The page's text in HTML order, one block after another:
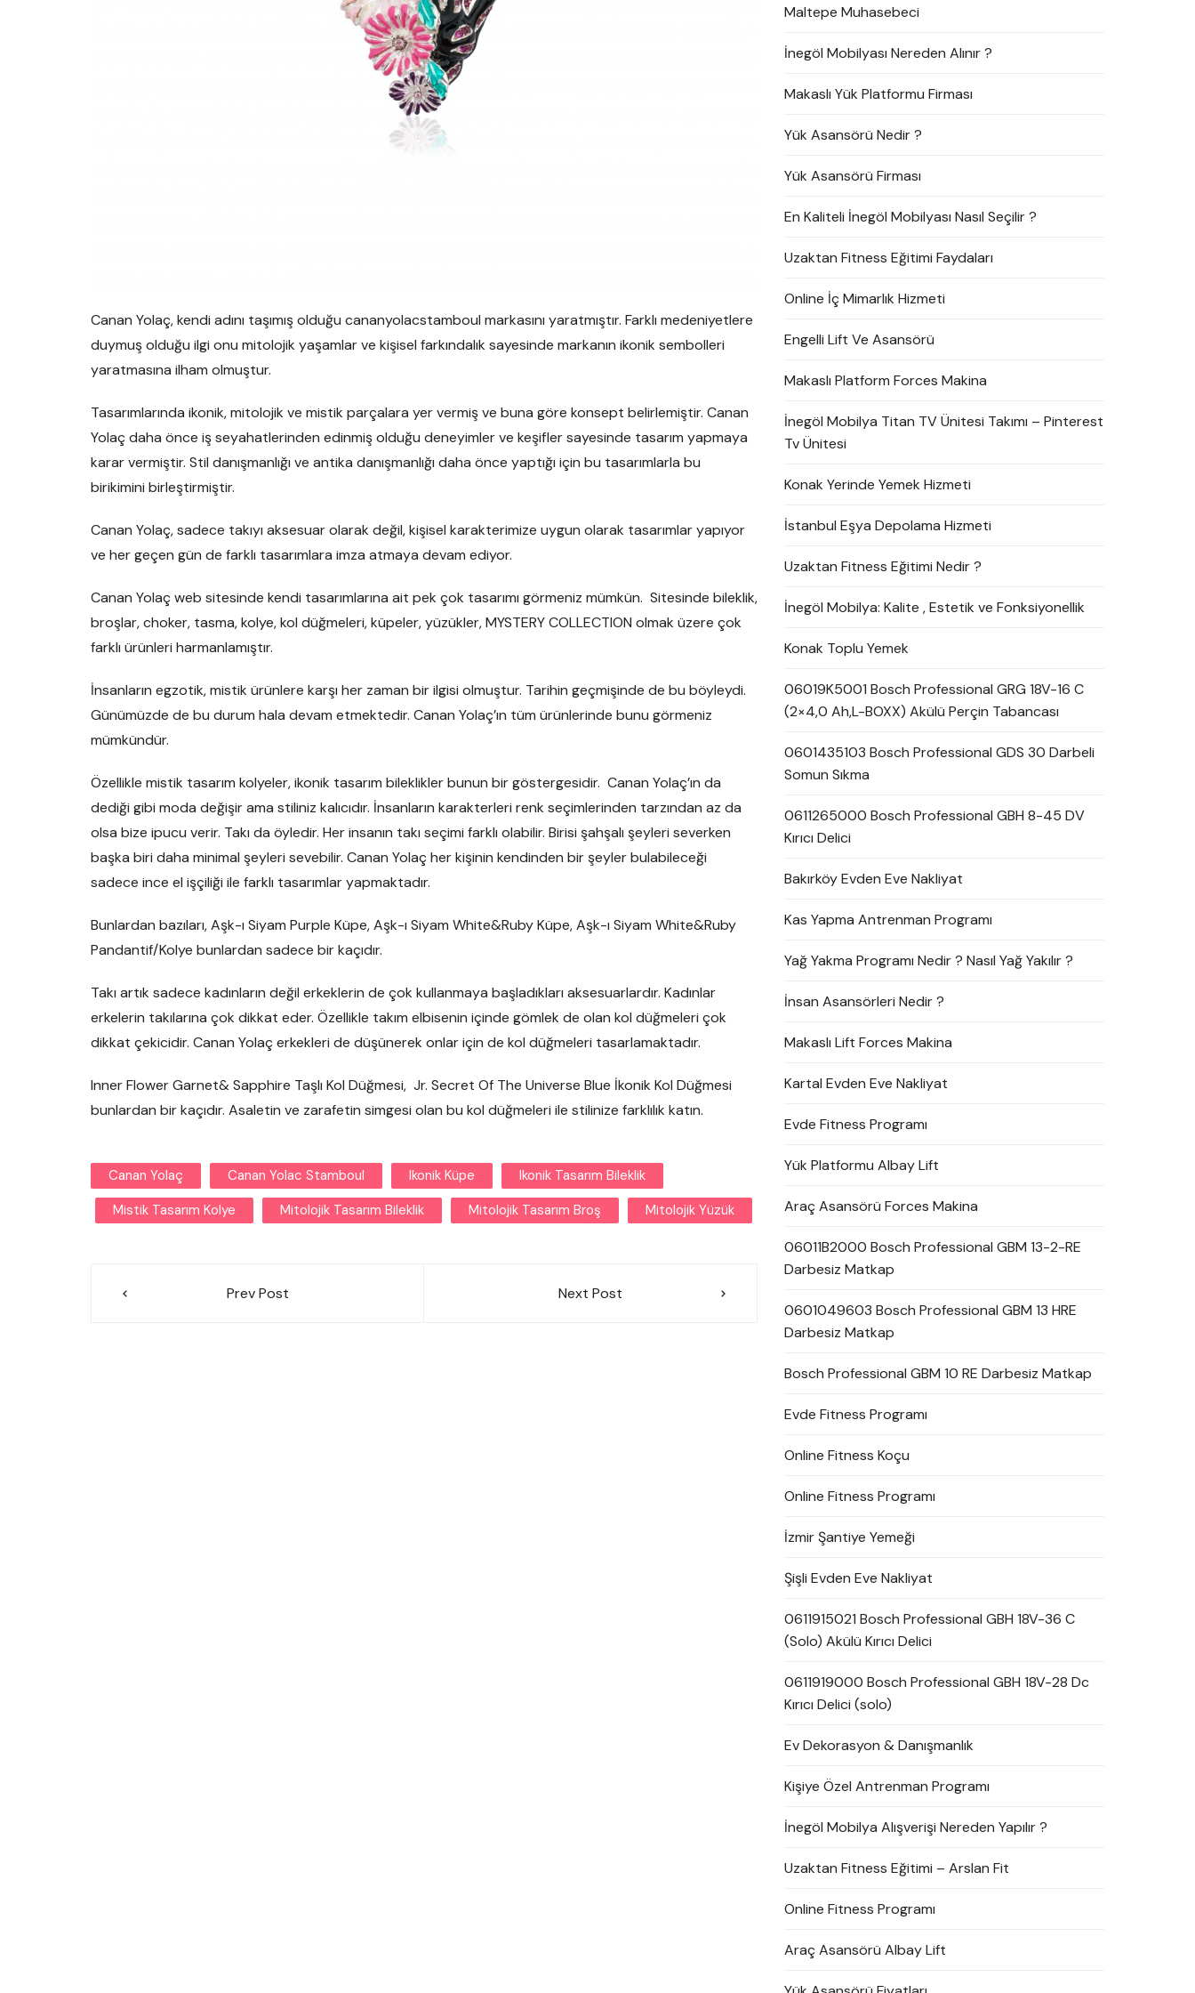
Canan Yolaç, kendi adını taşımış olduğu cananyolacstamboul markasını yaratmıştır. Farklı medeniyetlere
duymuş olduğu ilgi onu mitolojik yaşamlar ve kişisel farkındalık sayesinde markanın ikonik sembolleri
yaratmasına ilham olmuştur.
Tasarımlarında ikonik, mitolojik ve mistik parçalara yer vermiş ve buna göre konsept belirlemiştir. Canan
Yolaç daha önce iş seyahatlerinden edinmiş olduğu deneyimler ve keşifler sayesinde tasarım yapmaya
karar vermiştir. Stil danışmanlığı ve antika danışmanlığı daha önce yaptığı için bu tasarımlarla bu
birikimini birleştirmiştir.
Canan Yolaç, sadece takıyı aksesuar olarak değil, kişisel karakterimize uygun olarak tasarımlar yapıyor
ve her geçen gün de farklı tasarımlara imza atmaya devam ediyor.
Canan Yolaç web sitesinde kendi tasarımlarına ait pek çok tasarımı görmeniz mümkün. Sitesinde bileklik,
broşlar, choker, tasma, kolye, kol düğmeleri, küpeler, yüzükler, MYSTERY COLLECTION olmak üzere çok
farklı ürünleri harmanlamıştır.
İnsanların egzotik, mistik ürünlere karşı her zaman bir ilgisi olmuştur. Tarihin geçmişinde de bu böyleydi.
Günümüzde de bu durum hala devam etmektedir. Canan Yolaç’ın tüm ürünlerinde bunu görmeniz
mümkündür.
Özellikle mistik tasarım kolyeler, ikonik tasarım bileklikler bunun bir göstergesidir. Canan Yolaç’ın da
dediği gibi moda değişir ama stiliniz kalıcıdır. İnsanların karakterleri renk seçimlerinden tarzından az da
olsa bize ipucu verir. Takı da öyledir. Her insanın takı seçimi farklı olabilir. Birisi şahşalı şeyleri severken
başka biri daha minimal şeyleri sevebilir. Canan Yolaç her kişinin kendinden bir şeyler bulabileceği
sadece ince el işçiliği ile farklı tasarımlar yapmaktadır.
Bunlardan bazıları, Aşk-ı Siyam Purple Küpe, Aşk-ı Siyam White&Ruby Küpe, Aşk-ı Siyam White&Ruby
Pandantif/Kolye bunlardan sadece bir kaçıdır.
Takı artık sadece kadınların değil erkeklerin de çok kullanmaya başladıkları aksesuarlardır. Kadınlar
erkelerin takılarına çok dikkat eder. Özellikle takım elbisenin içinde gömlek de olan kol düğmeleri çok
dikkat çekicidir. Canan Yolaç erkekleri de düşünerek onlar için de kol düğmeleri tasarlamaktadır.
Inner Flower Garnet& Sapphire Taşlı Kol Düğmesi, Jr. Secret Of The Universe Blue İkonik Kol Düğmesi
bunlardan bir kaçıdır. Asaletin ve zarafetin simgesi olan bu kol düğmeleri ile stilinize farklılık katın.
Canan Yolaç Canan Yolac Stamboul Ikonik Küpe
Ikonik Tasarım Bileklik
Mistik Tasarım Kolye
Mitolojik Tasarım Bileklik Mitolojik Tasarım Broş Mitolojik Yüzük
Prev Post Next Post
Maltepe Muhasebeci
İnegöl Mobilyası Nereden Alınır ?
Makaslı Yük Platformu Firması
Yük Asansörü Nedir ?
Yük Asansörü Firması
En Kaliteli İnegöl Mobilyası Nasıl Seçilir ?
Uzaktan Fitness Eğitimi Faydaları
Online İç Mimarlık Hizmeti
Engelli Lift Ve Asansörü
Makaslı Platform Forces Makina
İnegöl Mobilya Titan TV Ünitesi Takımı – Pinterest
Tv Ünitesi
Konak Yerinde Yemek Hizmeti
İstanbul Eşya Depolama Hizmeti
Uzaktan Fitness Eğitimi Nedir ?
İnegöl Mobilya: Kalite , Estetik ve Fonksiyonellik
Konak Toplu Yemek
06019K5001 Bosch Professional GRG 18V-16 C
(2×4,0 Ah,L-BOXX) Akülü Perçin Tabancası
0601435103 Bosch Professional GDS 30 Darbeli
Somun Sıkma
0611265000 Bosch Professional GBH 8-45 DV
Kırıcı Delici
Bakırköy Evden Eve Nakliyat
Kas Yapma Antrenman Programı
Yağ Yakma Programı Nedir ? Nasıl Yağ Yakılır ?
İnsan Asansörleri Nedir ?
Makaslı Lift Forces Makina
Kartal Evden Eve Nakliyat
Evde Fitness Programı
Yük Platformu Albay Lift
Araç Asansörü Forces Makina
06011B2000 Bosch Professional GBM 13-2-RE
Darbesiz Matkap
0601049603 Bosch Professional GBM 13 HRE
Darbesiz Matkap
Bosch Professional GBM 10 RE Darbesiz Matkap
Evde Fitness Programı
Online Fitness Koçu
Online Fitness Programı
İzmir Şantiye Yemeği
Şişli Evden Eve Nakliyat
0611915021 Bosch Professional GBH 18V-36 C
(Solo) Akülü Kırıcı Delici
0611919000 Bosch Professional GBH 18V-28 Dc
Kırıcı Delici (solo)
Ev Dekorasyon & Danışmanlık
Kişiye Özel Antrenman Programı
İnegöl Mobilya Alışverişi Nereden Yapılır ?
Uzaktan Fitness Eğitimi – Arslan Fit
Online Fitness Programı
Araç Asansörü Albay Lift